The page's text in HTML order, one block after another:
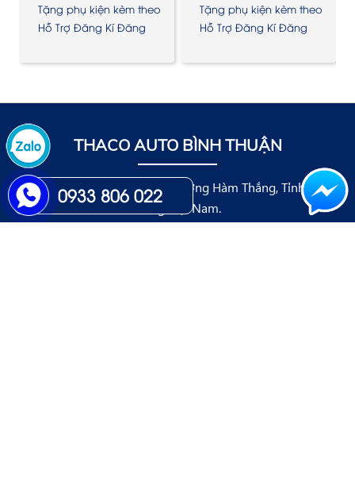
Tặng phụ kiện kèm theo
xe
Hỗ Trợ Đăng Kí Đăng
Tặng phụ kiện kèm theo
xe
Hỗ Trợ Đăng Kí Đăng
Thaco Bình Thuận, xe tải Phan Thiết,
bán xe tải trả góp, xe tải Thaco Phan
Thiết
THACO AUTO BÌNH THUẬN
Địa chỉ : QL1A, Thắng Lợi, Phường Hàm Thắng, Tỉnh Lâm
Đồng,Việt Nam.
0933 806 022